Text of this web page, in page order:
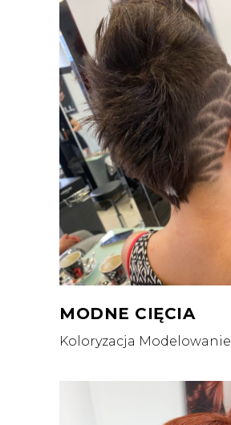
MODNE CIĘCIA
Koloryzacja Modelowanie